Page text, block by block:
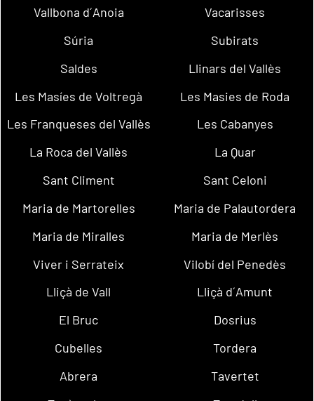
Vallbona d´Anoia
Vacarisses
Súria
Subirats
Saldes
Llinars del Vallès
Les Masíes de Voltregà
Les Masies de Roda
Les Franqueses del Vallès
Les Cabanyes
La Roca del Vallès
La Quar
Sant Climent
Sant Celoni
Maria de Martorelles
Maria de Palautordera
Maria de Miralles
Maria de Merlès
Viver i Serrateix
Vilobí del Penedès
Lliçà de Vall
Lliçà d´Amunt
El Bruc
Dosrius
Cubelles
Tordera
Abrera
Tavertet